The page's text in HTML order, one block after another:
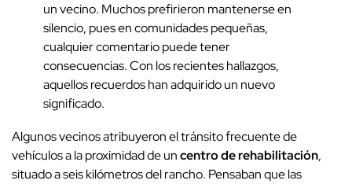
un vecino. Muchos prefirieron mantenerse en
silencio, pues en comunidades pequeñas,
cualquier comentario puede tener
consecuencias. Con los recientes hallazgos,
aquellos recuerdos han adquirido un nuevo
significado.
Algunos vecinos atribuyeron el tránsito frecuente de
vehículos a la proximidad de uncentro de rehabilitación,
situado a seis kilómetros del rancho. Pensaban que las